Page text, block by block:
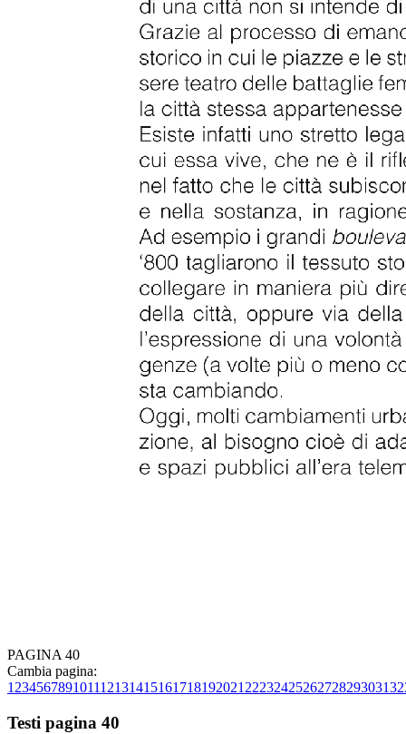
PAGINA 40
Cambia pagina:
1 23456789101112131415161718192021 2223242526272829303132
Testi pagina 40